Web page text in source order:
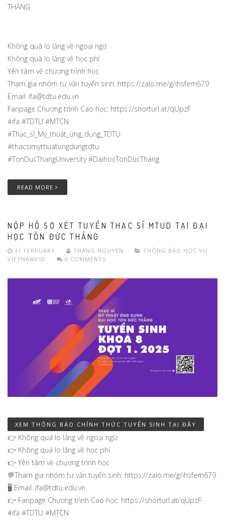
THẮNG
Không quá lo lắng về ngoại ngữ
Không quá lo lắng về học phí
Yên tâm về chương trình học
Tham gia nhóm tư vấn tuyển sinh: https://zalo.me/g/ihsfem679
Email: ifa@tdtu.edu.vn
Fanpage Chương trình Cao học: https://shorturl.at/qUpzF
#ifa #TDTU #MTCN
#Thạc_sĩ_Mỹ_thuật_ứng_dụng_TDTU
#thacsimythuatungdungtdtu
#TonDucThangUniversity #DaihocTonDucThang
READ MORE
NỘP HỒ SƠ XÉT TUYỂN THẠC SĨ MTUD TẠI ĐẠI
HỌC TÔN ĐỨC THẮNG
11 FEBRUARY THANG.NGUYEN
THÔNG BÁO HỌC VỤ
VIETNAMESE
0 COMMENTS
XEM THÔNG BÁO CHÍNH THỨC TUYỂN SINH TẠI ĐÂY
👉 Không quá lo lắng về ngoại ngữ
👉 Không quá lo lắng về học phí
👉 Yên tâm về chương trình học
💬Tham gia nhóm tư vấn tuyển sinh: https://zalo.me/g/ihsfem679
🖥️ Email: ifa@tdtu.edu.vn
👉 Fanpage Chương trình Cao học: https://shorturl.at/qUpzF
#ifa #TDTU #MTCN